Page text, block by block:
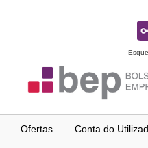
Ofertas Conta do